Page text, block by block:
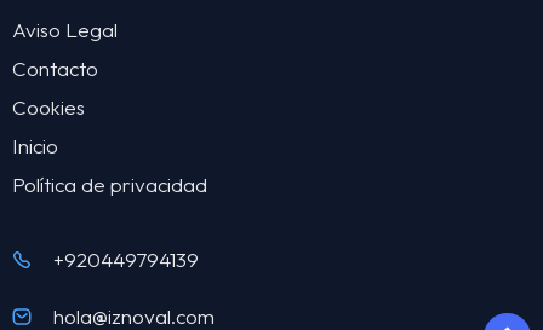
Aviso Legal
Contacto
Cookies
Inicio
Política de privacidad
+920449794139
hola@iznoval.com